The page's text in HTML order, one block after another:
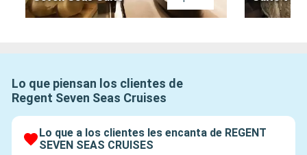
Lo que piensan los clientes de
Regent Seven Seas Cruises
Lo que a los clientes les encanta de REGENT
SEVEN SEAS CRUISES